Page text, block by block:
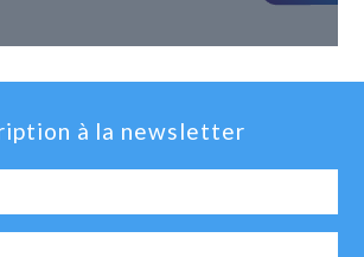
à la newsletter